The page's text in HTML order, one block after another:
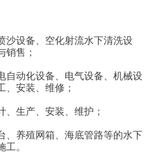
沙设备、空化射流水下清洗设
销售；
自动化设备、电气设备、机械设
、安装、维修；
、生产、安装、维护；
、养殖网箱、海底管路等的水下
。